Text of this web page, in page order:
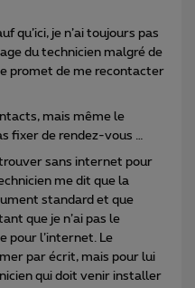
qu’ici, je n’ai toujours pas
du technicien malgré de
promet de me recontacter
mais même le
fixer de rendez-vous …
sans internet pour
me dit que la
standard et que
que je n’ai pas le
pour l’internet. Le
par écrit, mais pour lui
qui doit venir installer